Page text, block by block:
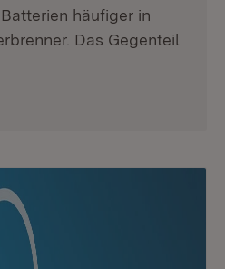
häufiger in
Das Gegenteil